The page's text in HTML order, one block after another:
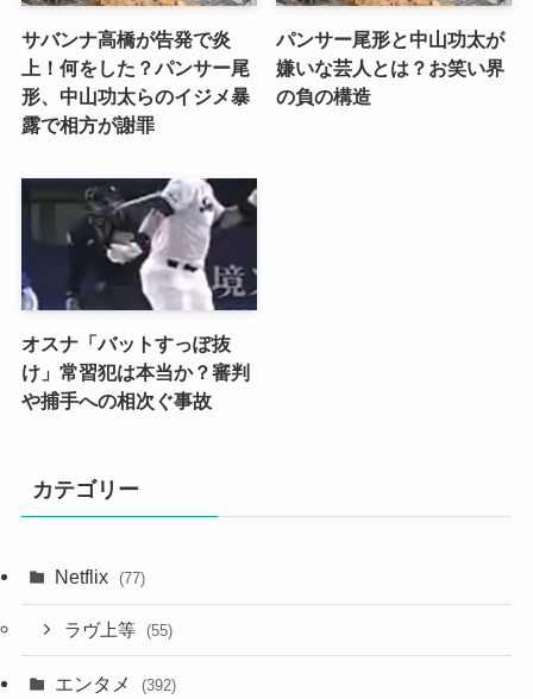
サバンナ高橋が告発で炎
上！何をした？パンサー尾
形、中山功太らのイジメ暴
露で相方が謝罪
パンサー尾形と中山功太が
嫌いな芸人とは？お笑い界
の負の構造
オスナ「バットすっぽ抜
け」常習犯は本当か？審判
や捕手への相次ぐ事故
カテゴリー
Netflix (77)
ラヴ上等 (55)
エンタメ (392)